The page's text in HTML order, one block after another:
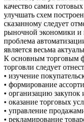
качество самих
улучшать схем
сказанному следует
рыночной экономики и
проблема
является весьма
К основным торговым
торговли следует
• изучение
• формирование
• организацию закупок
• оказание торговых
• управление
• рекламирование